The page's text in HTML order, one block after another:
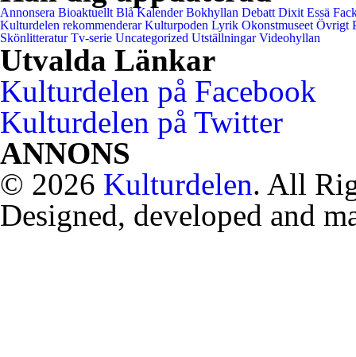
Annonsera Bioaktuellt Blå Kalender Bokhyllan Debatt Dixit Essä
Kulturdelen rekommenderar Kulturpoden Lyrik Okonstmuseet Övrigt
Skönlitteratur Tv-serie Uncategorized Utställningar Videohyllan
Utvalda Länkar
Kulturdelen på Facebook
Kulturdelen på Twitter
ANNONS
© 2026 Kulturdelen. All
Designed, developed and